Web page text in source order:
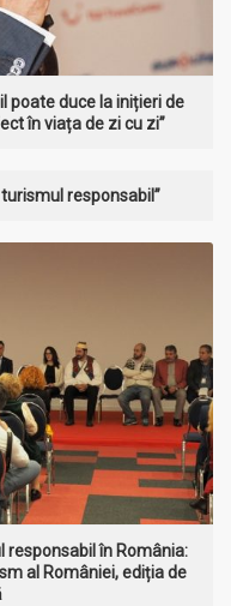
poate duce la inițieri de
în viața de zi cu zi”
responsabil”
responsabil în România:
al României, ediția de